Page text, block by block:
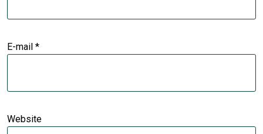
E-mail *
Website